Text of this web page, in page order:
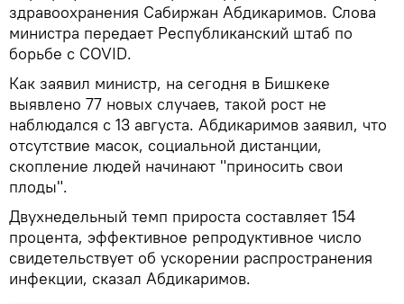
здравоохранения Сабиржан Абдикаримов. Слова
министра передает Республиканский штаб по
борьбе с COVID.
Как заявил министр, на сегодня в Бишкеке
выявлено 77 новых случаев, такой рост не
наблюдался с 13 августа. Абдикаримов заявил, что
отсутствие масок, социальной дистанции,
скопление людей начинают "приносить свои
плоды".
Двухнедельный темп прироста составляет 154
процента, эффективное репродуктивное число
свидетельствует об ускорении распространения
инфекции, сказал Абдикаримов.